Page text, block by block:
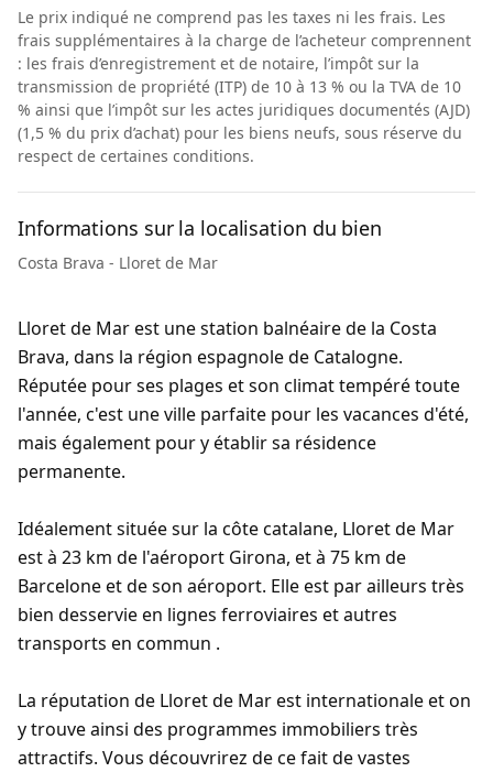
Le prix indiqué ne comprend pas les taxes ni les frais. Les
frais supplémentaires à la charge de l’acheteur comprennent
: les frais d’enregistrement et de notaire, l’impôt sur la
transmission de propriété (ITP) de 10 à 13 % ou la TVA de 10
% ainsi que l’impôt sur les actes juridiques documentés (AJD)
(1,5 % du prix d’achat) pour les biens neufs, sous réserve du
respect de certaines conditions.
Informations sur la localisation du bien
Costa Brava - Lloret de Mar
Lloret de Mar est une station balnéaire de la Costa
Brava, dans la région espagnole de Catalogne.
Réputée pour ses plages et son climat tempéré toute
l'année, c'est une ville parfaite pour les vacances d'été,
mais également pour y établir sa résidence
permanente.
Idéalement située sur la côte catalane, Lloret de Mar
est à 23 km de l'aéroport Girona, et à 75 km de
Barcelone et de son aéroport. Elle est par ailleurs très
bien desservie en lignes ferroviaires et autres
transports en commun .
La réputation de Lloret de Mar est internationale et on
y trouve ainsi des programmes immobiliers très
attractifs. Vous découvrirez de ce fait de vastes